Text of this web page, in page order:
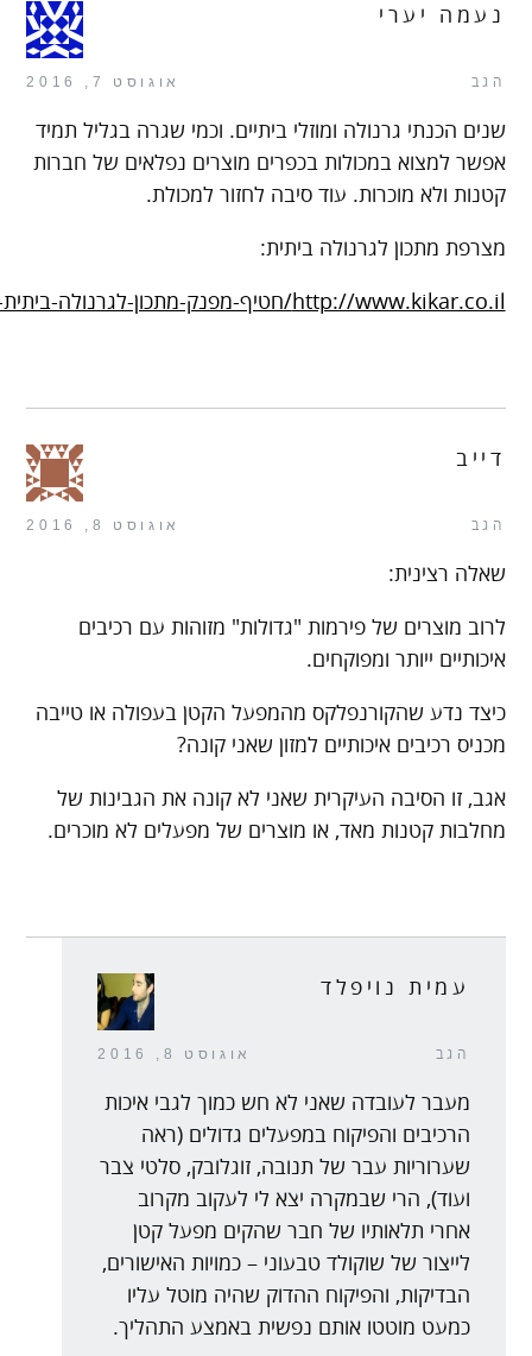
הגב אוגוסט 7, 2016
נעמה יערי
שנים הכנתי גרנולה ומוזלי ביתיים. וכמי שגרה בגליל תמיד
אפשר למצוא במכולות בכפרים מוצרים נפלאים של חברות
קטנות ולא מוכרות. עוד סיבה לחזור למכולת.
מצרפת מתכון לגרנולה ביתית:
http://www.kikar.co.il/חטיף-מפנק-מתכון-לגרנולה-ביתית-מושלמת.html
הגב אוגוסט 8, 2016
דייב
שאלה רצינית:
לרוב מוצרים של פירמות "גדולות" מזוהות עם רכיבים
איכותיים ייותר ומפוקחים.
כיצד נדע שהקורנפלקס מהמפעל הקטן בעפולה או טייבה
מכניס רכיבים איכותיים למזון שאני קונה?
אגב, זו הסיבה העיקרית שאני לא קונה את הגבינות של
מחלבות קטנות מאד, או מוצרים של מפעלים לא מוכרים.
הגב אוגוסט 8, 2016
עמית נויפלד
מעבר לעובדה שאני לא חש כמוך לגבי איכות
הרכיבים והפיקוח במפעלים גדולים (ראה
שערוריות עבר של תנובה, זוגלובק, סלטי צבר
ועוד), הרי שבמקרה יצא לי לעקוב מקרוב
אחרי תלאותיו של חבר שהקים מפעל קטן
לייצור של שוקולד טבעוני – כמויות האישורים,
הבדיקות, והפיקוח ההדוק שהיה מוטל עליו
כמעט מוטטו אותם נפשית באמצע התהליך.